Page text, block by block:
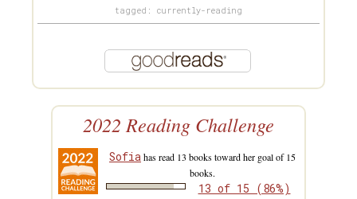
tagged: currently-reading
2022 Reading Challenge
Sofia has read 13 books toward her goal of 15
books.
13 of 15 (86%)